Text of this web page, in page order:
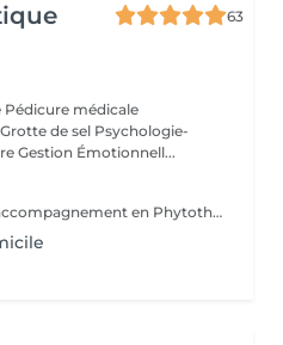
63
médicale
de sel Psychologie-
Gestion Émotionnell...
Pharmacologie raisonnée et accompagnement en Phytothérapie. Spécialisée en orthopodologie. Mycose, verrue, ongle incarné, mal perforant,...